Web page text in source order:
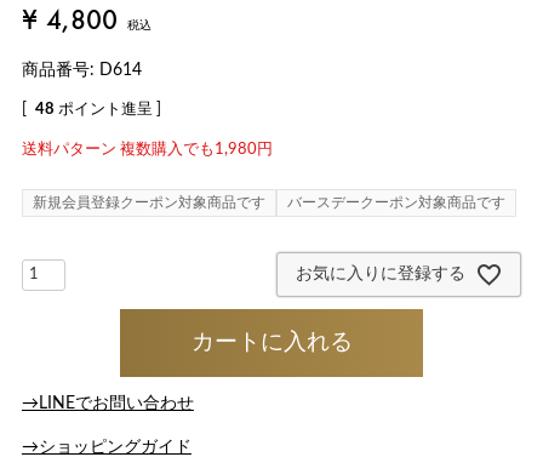
¥ 4,800 税込
商品番号 D614
48 ポイント進呈 ]
送料パターン 複数購入でも1,980円
新規会員登録クーポン対象商品です バースデークーポン対象商品です
お気に入りに登録する
カートに入れる
→LINEでお問い合わせ
→ショッピングガイド